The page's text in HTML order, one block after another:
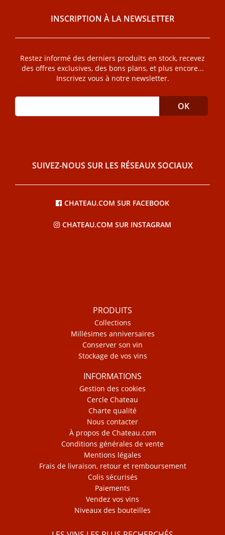
INSCRIPTION À LA NEWSLETTER
Restez informé des derniers produits en stock, recevez
des offres exclusives, des bons plans, et plus encore...
Inscrivez vous à notre newsletter.
SUIVEZ-NOUS SUR LES RÉSEAUX SOCIAUX
CHATEAU.COM SUR FACEBOOK
CHATEAU.COM SUR INSTAGRAM
PRODUITS
Collections
Millésimes anniversaires
Conserver son vin
Stockage de vos vins
INFORMATIONS
Gestion des cookies
Cercle Chateau
Charte qualité
Nous contacter
À propos de Chateau.com
Conditions générales de vente
Mentions légales
Frais de livraison, retour et remboursement
Colis sécurisés
Paiements
Vendez vos vins
Niveaux des bouteilles